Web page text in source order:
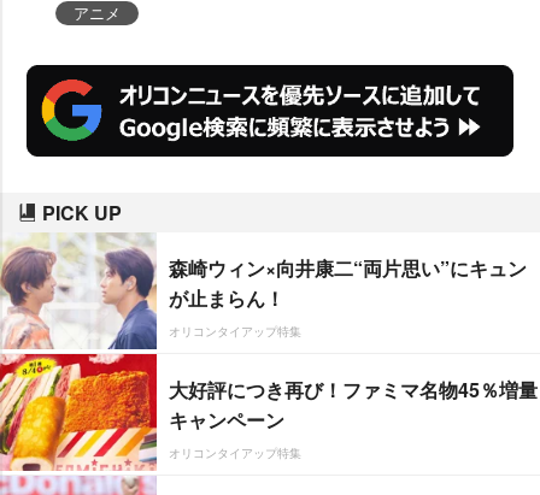
アニメ
PICK UP
森崎ウィン×向井康二“両片思い”にキュン
が止まらん！
オリコンタイアップ特集
大好評につき再び！ファミマ名物45％増量
キャンペーン
オリコンタイアップ特集